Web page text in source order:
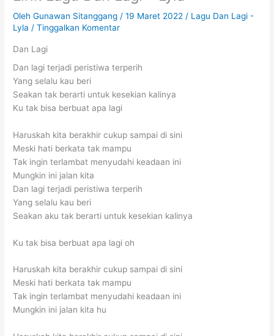
OlehGunawan Sitanggang /19 Maret 2022 / Lagu Dan Lagi -
Lyla /Tinggalkan Komentar
Dan Lagi
Dan lagi terjadi peristiwa terperih
Yang selalu kau beri
Seakan tak berarti untuk kesekian kalinya
Ku tak bisa berbuat apa lagi
Haruskah kita berakhir cukup sampai di sini
Meski hati berkata tak mampu
Tak ingin terlambat menyudahi keadaan ini
Mungkin ini jalan kita
Dan lagi terjadi peristiwa terperih
Yang selalu kau beri
Seakan aku tak berarti untuk kesekian kalinya
Ku tak bisa berbuat apa lagi oh
Haruskah kita berakhir cukup sampai di sini
Meski hati berkata tak mampu
Tak ingin terlambat menyudahi keadaan ini
Mungkin ini jalan kita hu